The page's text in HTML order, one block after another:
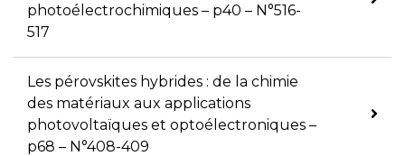
photoélectrochimiques – p40 – N°516-
517
Les pérovskites hybrides : de la chimie
des matériaux aux applications
photovoltaïques et optoélectroniques –
p68 – N°408-409